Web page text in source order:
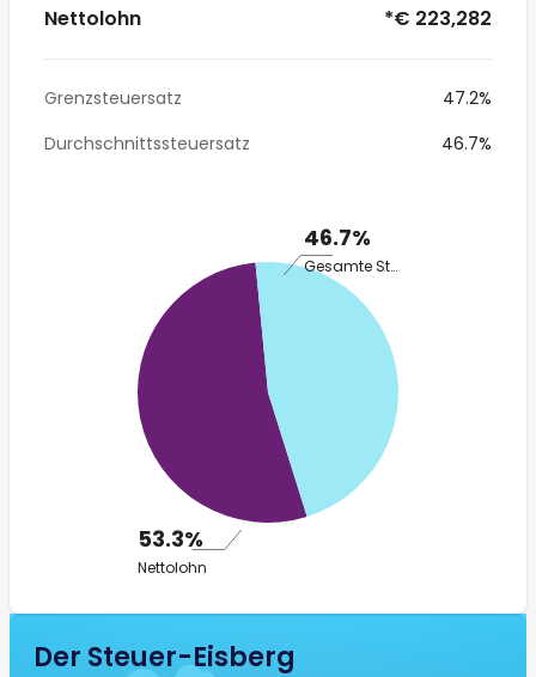
Nettolohn *€ 223,282
Grenzsteuersatz
47.2%
Durchschnittssteuersatz
46.7%
46.7%
Gesamte Steuer
53.3%
Nettolohn
Der Steuer-Eisberg